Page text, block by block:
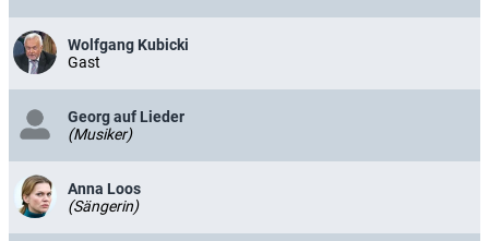
Wolfgang Kubicki
Gast
Georg auf Lieder
(Musiker)
Anna Loos
(Sängerin)